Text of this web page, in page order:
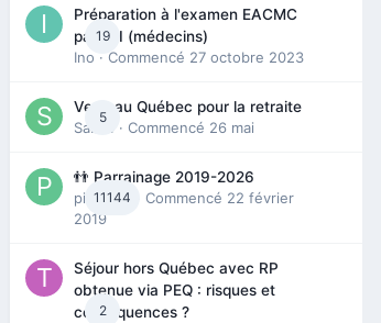
19
Préparation à l'examen EACMC
partie I (médecins)
Ino · Commencé 27 octobre 2023
5
Venir au Québec pour la retraite
Sab74
· Commencé 26 mai
11144
👬 Parrainage 2019-2026
piinoush
· Commencé 22 février
2019
2
Séjour hors Québec avec RP
obtenue via PEQ : risques et
conséquences ?